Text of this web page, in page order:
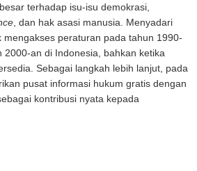
terhadap isu-isu demokrasi,
, dan hak asasi manusia. Menyadari
mengakses peraturan pada tahun 1990-
2000-an di Indonesia, bahkan ketika
Sebagai langkah lebih lanjut, pada
pusat informasi hukum gratis dengan
kontribusi nyata kepada